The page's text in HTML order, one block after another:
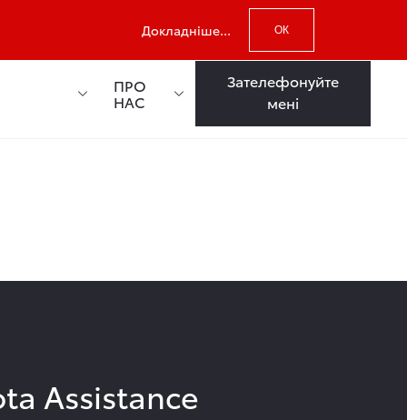
Докладніше... ОК
ПРО
НАС
Зателефонуйте
мені
Assistance